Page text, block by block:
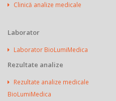
Clinică analize medicale
Laborator
Laborator BioLumiMedica
Rezultate analize
Rezultate analize medicale
BioLumiMedica